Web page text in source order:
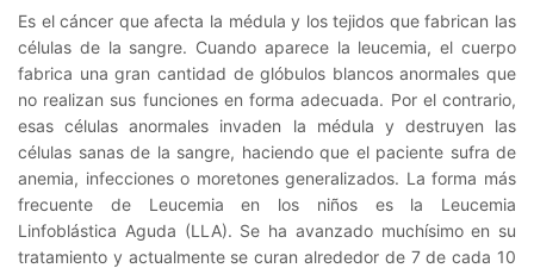
Es el cáncer que afecta la médula y los tejidos que fabrican las
células de la sangre. Cuando aparece la leucemia, el cuerpo
fabrica una gran cantidad de glóbulos blancos anormales que
no realizan sus funciones en forma adecuada. Por el contrario,
esas células anormales invaden la médula y destruyen las
células sanas de la sangre, haciendo que el paciente sufra de
anemia, infecciones o moretones generalizados. La forma más
frecuente de Leucemia en los niños es la Leucemia
Linfoblástica Aguda (LLA). Se ha avanzado muchísimo en su
tratamiento y actualmente se curan alrededor de 7 de cada 10